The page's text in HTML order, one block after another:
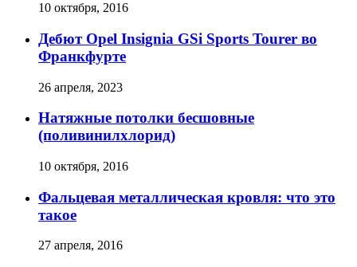
10 октября, 2016
Дебют Opel Insignia GSi Sports Tourer во
Франкфурте
26 апреля, 2023
Натяжные потолки бесшовные
(поливинилхлорид)
10 октября, 2016
Фальцевая металлическая кровля: что это
такое
27 апреля, 2016